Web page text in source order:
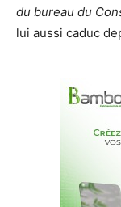
du bureau du
lui aussi caduc